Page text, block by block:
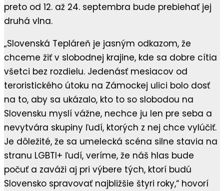
preto od 12. až 24. septembra bude prebiehať jej
druhá vlna.
„Slovenská Tepláreň je jasným odkazom, že
chceme žiť v slobodnej krajine, kde sa dobre cítia
všetci bez rozdielu. Jedenásť mesiacov od
teroristického útoku na Zámockej ulici bolo dosť
na to, aby sa ukázalo, kto to so slobodou na
Slovensku myslí vážne, nechce ju len pre seba a
nevytvára skupiny ľudí, ktorých z nej chce vylúčiť.
Je dôležité, že sa umelecká scéna silne stavia na
stranu LGBTI+ ľudí, veríme, že náš hlas bude
počuť a zaváži aj pri výbere tých, ktorí budú
Slovensko spravovať najbližšie štyri roky,“ hovorí